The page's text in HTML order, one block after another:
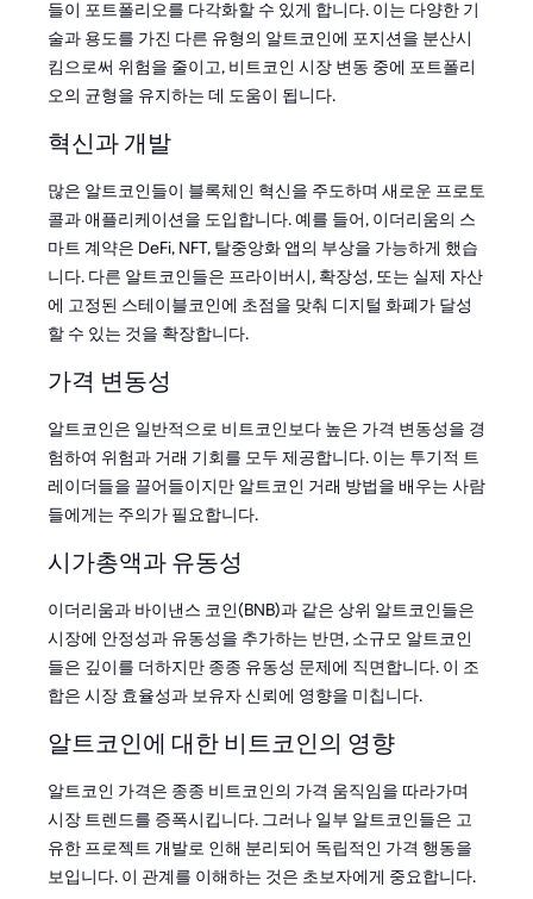
들이 포트폴리오를 다각화할 수 있게 합니다. 이는 다양한 기
술과 용도를 가진 다른 유형의 알트코인에 포지션을 분산시
킴으로써 위험을 줄이고, 비트코인 시장 변동 중에 포트폴리
오의 균형을 유지하는 데 도움이 됩니다.
혁신과 개발
많은 알트코인들이 블록체인 혁신을 주도하며 새로운 프로토
콜과 애플리케이션을 도입합니다. 예를 들어, 이더리움의 스
마트 계약은 DeFi, NFT, 탈중앙화 앱의 부상을 가능하게 했습
니다. 다른 알트코인들은 프라이버시, 확장성, 또는 실제 자산
에 고정된 스테이블코인에 초점을 맞춰 디지털 화폐가 달성
할 수 있는 것을 확장합니다.
가격 변동성
알트코인은 일반적으로 비트코인보다 높은 가격 변동성을 경
험하여 위험과 거래 기회를 모두 제공합니다. 이는 투기적 트
레이더들을 끌어들이지만 알트코인 거래 방법을 배우는 사람
들에게는 주의가 필요합니다.
시가총액과 유동성
이더리움과 바이낸스 코인(BNB)과 같은 상위 알트코인들은
시장에 안정성과 유동성을 추가하는 반면, 소규모 알트코인
들은 깊이를 더하지만 종종 유동성 문제에 직면합니다. 이 조
합은 시장 효율성과 보유자 신뢰에 영향을 미칩니다.
알트코인에 대한 비트코인의 영향
알트코인 가격은 종종 비트코인의 가격 움직임을 따라가며
시장 트렌드를 증폭시킵니다. 그러나 일부 알트코인들은 고
유한 프로젝트 개발로 인해 분리되어 독립적인 가격 행동을
보입니다. 이 관계를 이해하는 것은 초보자에게 중요합니다.